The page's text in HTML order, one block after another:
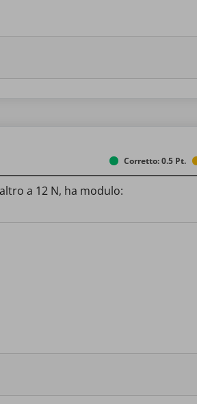
Corretto: 0.5 Pt.
a 12 N, ha modulo: